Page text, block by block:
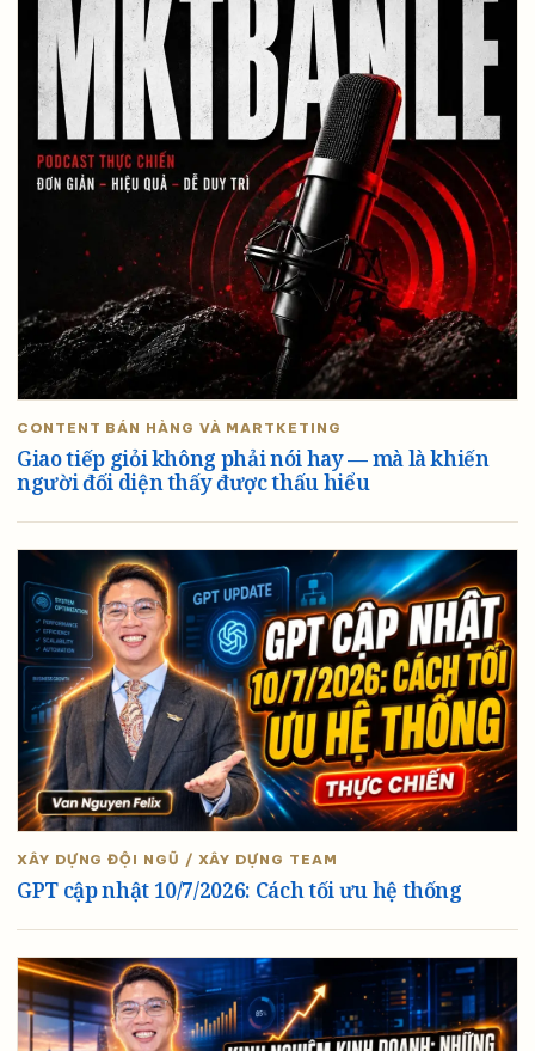
CONTENT BÁN HÀNG VÀ MARTKETING
Giao tiếp giỏi không phải nói hay — mà là khiến
người đối diện thấy được thấu hiểu
XÂY DỰNG ĐỘI NGŨ / XÂY DỰNG TEAM
GPT cập nhật 10/7/2026: Cách tối ưu hệ thống